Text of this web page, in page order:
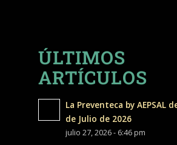
ÚLTIMOS
ARTÍCULOS
La Preventeca by AEPSAL
de Julio de 2026
julio 27, 2026 - 6:46 pm